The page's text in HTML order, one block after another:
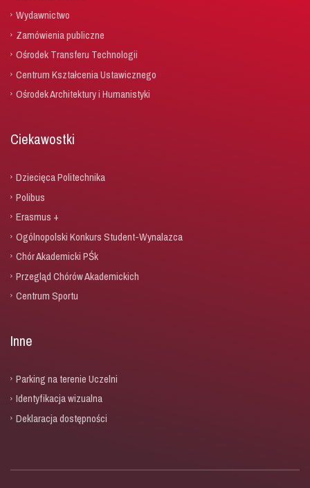
Wydawnictwo
Zamówienia publiczne
Ośrodek Transferu Technologii
Centrum Kształcenia Ustawicznego
Ośrodek Architektury i Humanistyki
Ciekawostki
Dziecięca Politechnika
Polibus
Erasmus +
Ogólnopolski Konkurs Student-Wynalazca
Chór Akademicki PŚk
Przegląd Chórów Akademickich
Centrum Sportu
Inne
Parking na terenie Uczelni
Identyfikacja wizualna
Deklaracja dostępności